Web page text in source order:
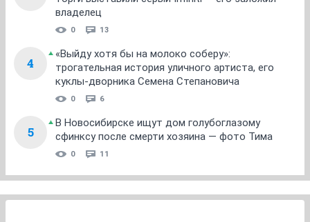
владелец
0 13
4
«Выйду хотя бы на молоко соберу»:
трогательная история уличного артиста, его
куклы-дворника Семена Степановича
0 6
5
В Новосибирске ищут дом голубоглазому
сфинксу после смерти хозяина — фото Тима
0 11